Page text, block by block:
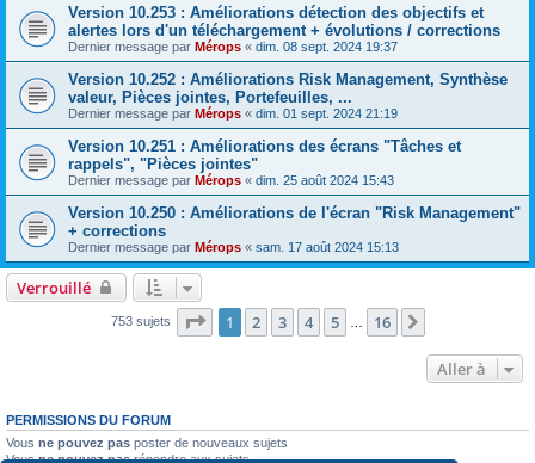
Version 10.253 : Améliorations détection des objectifs et
alertes lors d'un téléchargement + évolutions / corrections
Dernier message par Mérops « dim. 08 sept. 2024 19:37
Version 10.252 : Améliorations Risk Management, Synthèse
valeur, Pièces jointes, Portefeuilles, ...
Dernier message par Mérops « dim. 01 sept. 2024 21:19
Version 10.251 : Améliorations des écrans "Tâches et
rappels", "Pièces jointes"
Dernier message par Mérops « dim. 25 août 2024 15:43
Version 10.250 : Améliorations de l'écran "Risk Management"
+ corrections
Dernier message par Mérops « sam. 17 août 2024 15:13
Verrouillé
753 sujets Page 1sur16
1 2 3 4 5 16
Aller à
PERMISSIONS DU FORUM
Vous ne pouvez pas poster de nouveaux sujets
Vousne pouvez pasrépondre aux sujets